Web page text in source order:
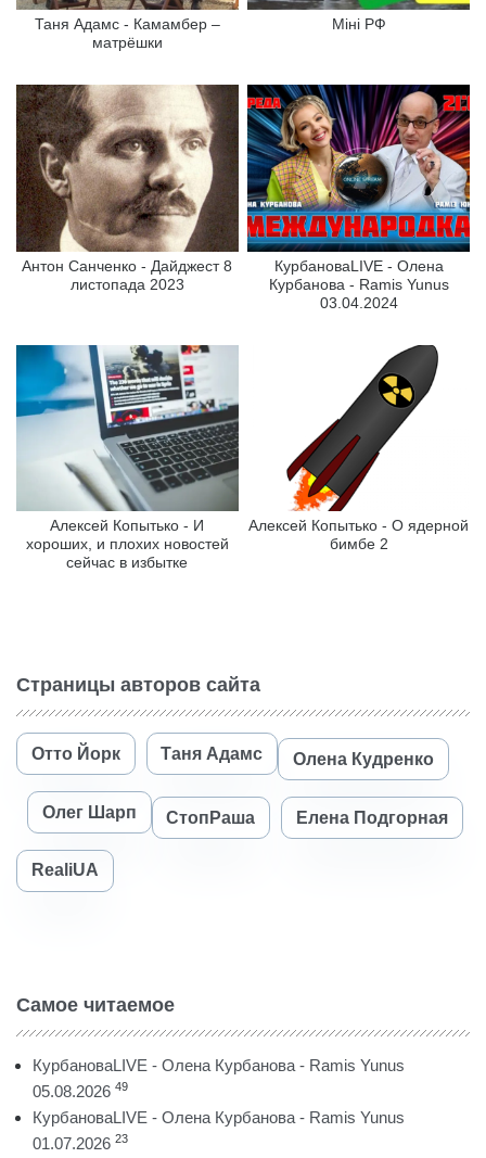
Таня Адамс - Камамбер –
матрёшки
Міні РФ
Антон Санченко - Дайджест 8
листопада 2023
КурбановаLIVE - Олена
Курбанова - Ramis Yunus
03.04.2024
Алексей Копытько - И
хороших, и плохих новостей
сейчас в избытке
Алексей Копытько - О ядерной
бимбе 2
Страницы авторов сайта
Отто Йорк Таня Адамс Олена Кудренко
Олег Шарп СтопРаша Елена Подгорная
RealiUA
Самое читаемое
КурбановаLIVE - Олена Курбанова - Ramis Yunus
05.08.2026 49
КурбановаLIVE - Олена Курбанова - Ramis Yunus
01.07.2026 23